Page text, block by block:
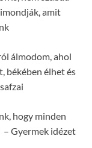
amit
álmodom, ahol
békében élhet és
hogy minden
Gyermek idézet